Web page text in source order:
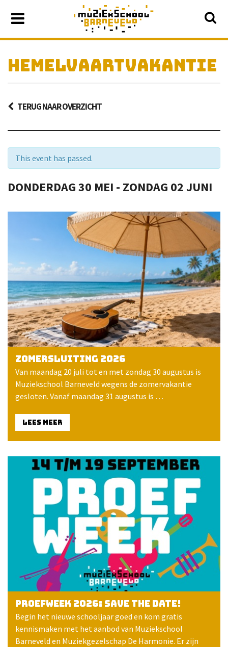
HEMELVAARTVAKANTIE
TERUG NAAR OVERZICHT
This event has passed.
DONDERDAG30 MEI - ZONDAG 02 JUNI
Zomersluiting 2026
Van maandag 20 juli tot en met zondag 30 augustus is
Muziekschool Barneveld wegens de zomervakantie
gesloten. Vanaf maandag 31 augustus is …
LEES MEER
Proefweek 2026: save the date!
Begin het nieuwe schooljaar goed en kom gratis
kennismaken met het aanbod van Muziekschool
Barneveld en Muziekgezelschap De Harmonie. Er zijn